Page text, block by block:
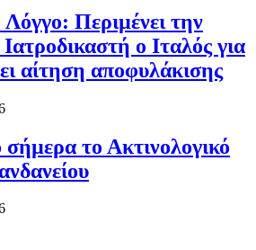
Περιµένει την
ο Ιταλός για
αίτηση αποφυλάκισης
σήµερα το Ακτινολογικό